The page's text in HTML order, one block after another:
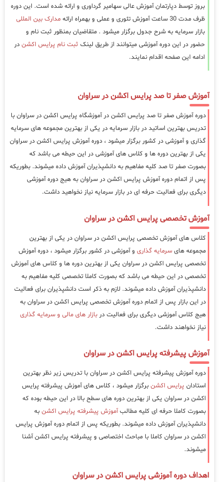
بروز توسط دپارتمان آموزش عالی سهامیر گرداوری و ارائه شده است. این دوره
ظرف مدت 30 ساعت آموزش تئوری و عملی و بهمراه ارائه
مدارک بین المللی
بازار سرمایه به شرح جدول برگزار میشود . متقاضیان بمنظور ثبت نام و
حضور در این دوره آموزشی میتوانند از طریق لینک ثبت نام پرایس اکشن در
ادامه این صفحه اقدام نمایند.
آموزش صفر تا صد پرایس اکشن در سراوان
دوره آموزش صفر تا صد پرایس اکشن در آموزشگاه پرایس اکشن در سراوان با
تدریس بهترین اساتید در بازار سرمایه در یکی از بهترین مجموعه های سرمایه
گذاری و آموزشی در کشور برگزار میشود ، دوره آموزش پرایس اکشن در سراوان
یکی از بهترین دوره ها و کلاس های آموزشی در این حیطه می باشد که
بصورت صفر تا صد کلیه مفاهیم به دانشپذیران آموزش داده میشوند. بطوریکه
پس از اتمام دوره آموزش پرایس اکشن در سراوان به هیج دوره آموزشی
دیگری برای فعالیت حرفه ای در بازار سرمایه نیاز نخواهید داشت.
آموزش تخصصی پرایس اکشن در سراوان
کلاس های آموزش تخصصی پرایس اکشن در سراوان در یکی از بهترین
مجموعه های سرمایه گذاری و آموزشی در کشور برگزار میشود ، دوره آموزش
تخصصی پرایس اکشن در سراوان یکی از بهترین دوره ها و کلاس های آموزش
تخصصی در این حیطه می باشد که بصورت کاملا تخصصی کلیه مفاهیم به
دانشپذیران آموزش داده میشوند. لازم به ذکر است دانشپذیران برای فعالیت
در این بازار پس از اتمام دوره آموزش تخصصی پرایس اکشن در سراوان به
هیج کلاس آموزشی دیگری برای فعالیت در بازار های مالی و سرمایه گذاری
نیاز نخواهند داشت.
آموزش پیشرفته پرایس اکشن در سراوان
دوره آموزش پیشرفته پرایس اکشن در سراوان با تدریس زیر نظر بهترین
استادان پرایس اکشن برگزار میشود ، کلاس های آموزش پیشرفته پرایس
اکشن در سراوان یکی از بهترین دوره های سطح بالا در این حیطه بوده که
بصورت کاملا حرفه ای کلیه مطالبآموزش پیشرفته پرایس اکشن به
دانشپذیران آموزش داده میشوند. بطوریکه پس از اتمام دوره آموزش پرایس
اکشن در سراوان کاملا با مباحث اختصاصی و پیشرفته پرایس اکشن آشنا
میشوند.
اهداف دوره آموزشی پرایس اکشن در سراوان